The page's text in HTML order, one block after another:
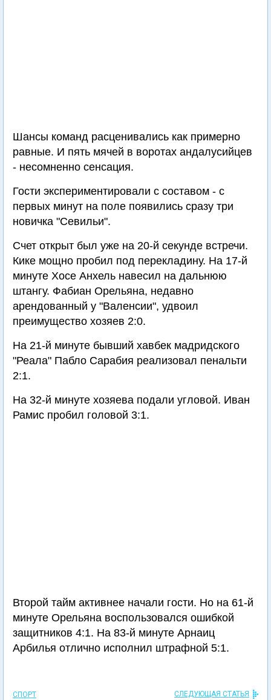
Шансы команд расценивались как примерно
равные. И пять мячей в воротах андалусийцев
- несомненно сенсация.
Гости экспериментировали с составом - с
первых минут на поле появились сразу три
новичка "Севильи".
Счет открыт был уже на 20-й секунде встречи.
Кике мощно пробил под перекладину. На 17-й
минуте Хосе Анхель навесил на дальнюю
штангу. Фабиан Орельяна, недавно
арендованный у "Валенсии", удвоил
преимущество хозяев 2:0.
На 21-й минуте бывший хавбек мадридского
"Реала" Пабло Сарабия реализовал пенальти
2:1.
На 32-й минуте хозяева подали угловой. Иван
Рамис пробил головой 3:1.
Второй тайм активнее начали гости. Но на 61-й
минуте Орельяна воспользовался ошибкой
защитников 4:1. На 83-й минуте Арнаиц
Арбилья отлично исполнил штрафной 5:1.
СПОРТ СЛЕДУЮЩАЯ СТАТЬЯ